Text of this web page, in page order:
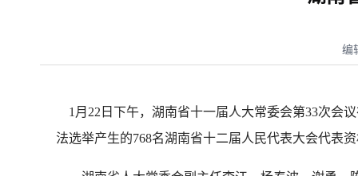
编
1月22日下午，湖南省十一届人大常委会第33次会
法选举产生的768名湖南省十二届人民代表大会代表